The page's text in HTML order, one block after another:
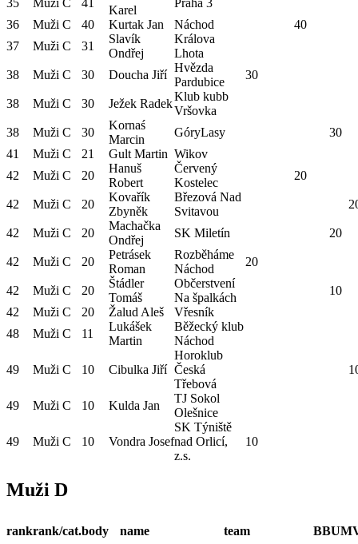
35 Muži C 41
Karel
Praha 3
36
Muži C 40 Kurtak Jan Náchod
40
37
Muži C 31
Slavík
Ondřej
Králova
Lhota
38
Muži C 30 Doucha Jiří
Hvězda
Pardubice
30
38 Muži C 30 Ježek Radek
Klub kubb
Vršovka
38
Muži C 30
Kornaś
Marcin
GóryLasy
30
41
Muži C 21 Gult Martin Wikov
42
Muži C 20
Hanuš
Robert
Červený
Kostelec
20
42 Muži C 20
Kovařík
Zbyněk
Březová Nad
Svitavou
42 Muži C 20
Machačka
Ondřej
SK Miletín 20
42 Muži C 20
Petrásek
Roman
Rozběháme
Náchod
20
42 Muži C 20
Štádler
Tomáš
Občerstvení
Na špalkách
10
42
Muži C 20 Žalud Aleš
Vřesník
48
Muži C 11
Lukášek
Martin
Běžecký klub
Náchod
49 Muži C 10 Cibulka Jiří
Horoklub
Česká
Třebová
49 Muži C 10 Kulda Jan
TJ Sokol
Olešnice
49 Muži C 10 Vondra Josef
SK Týniště
nad Orlicí,
z.s.
10
Muži D
rankrank/cat.body name team BBU